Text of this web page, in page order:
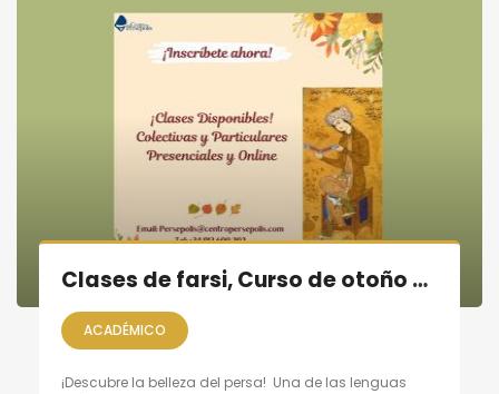
Clases de farsi, Curso de otoño 2025
ACADÉMICO
¡Descubre la belleza del persa! Una de las lenguas